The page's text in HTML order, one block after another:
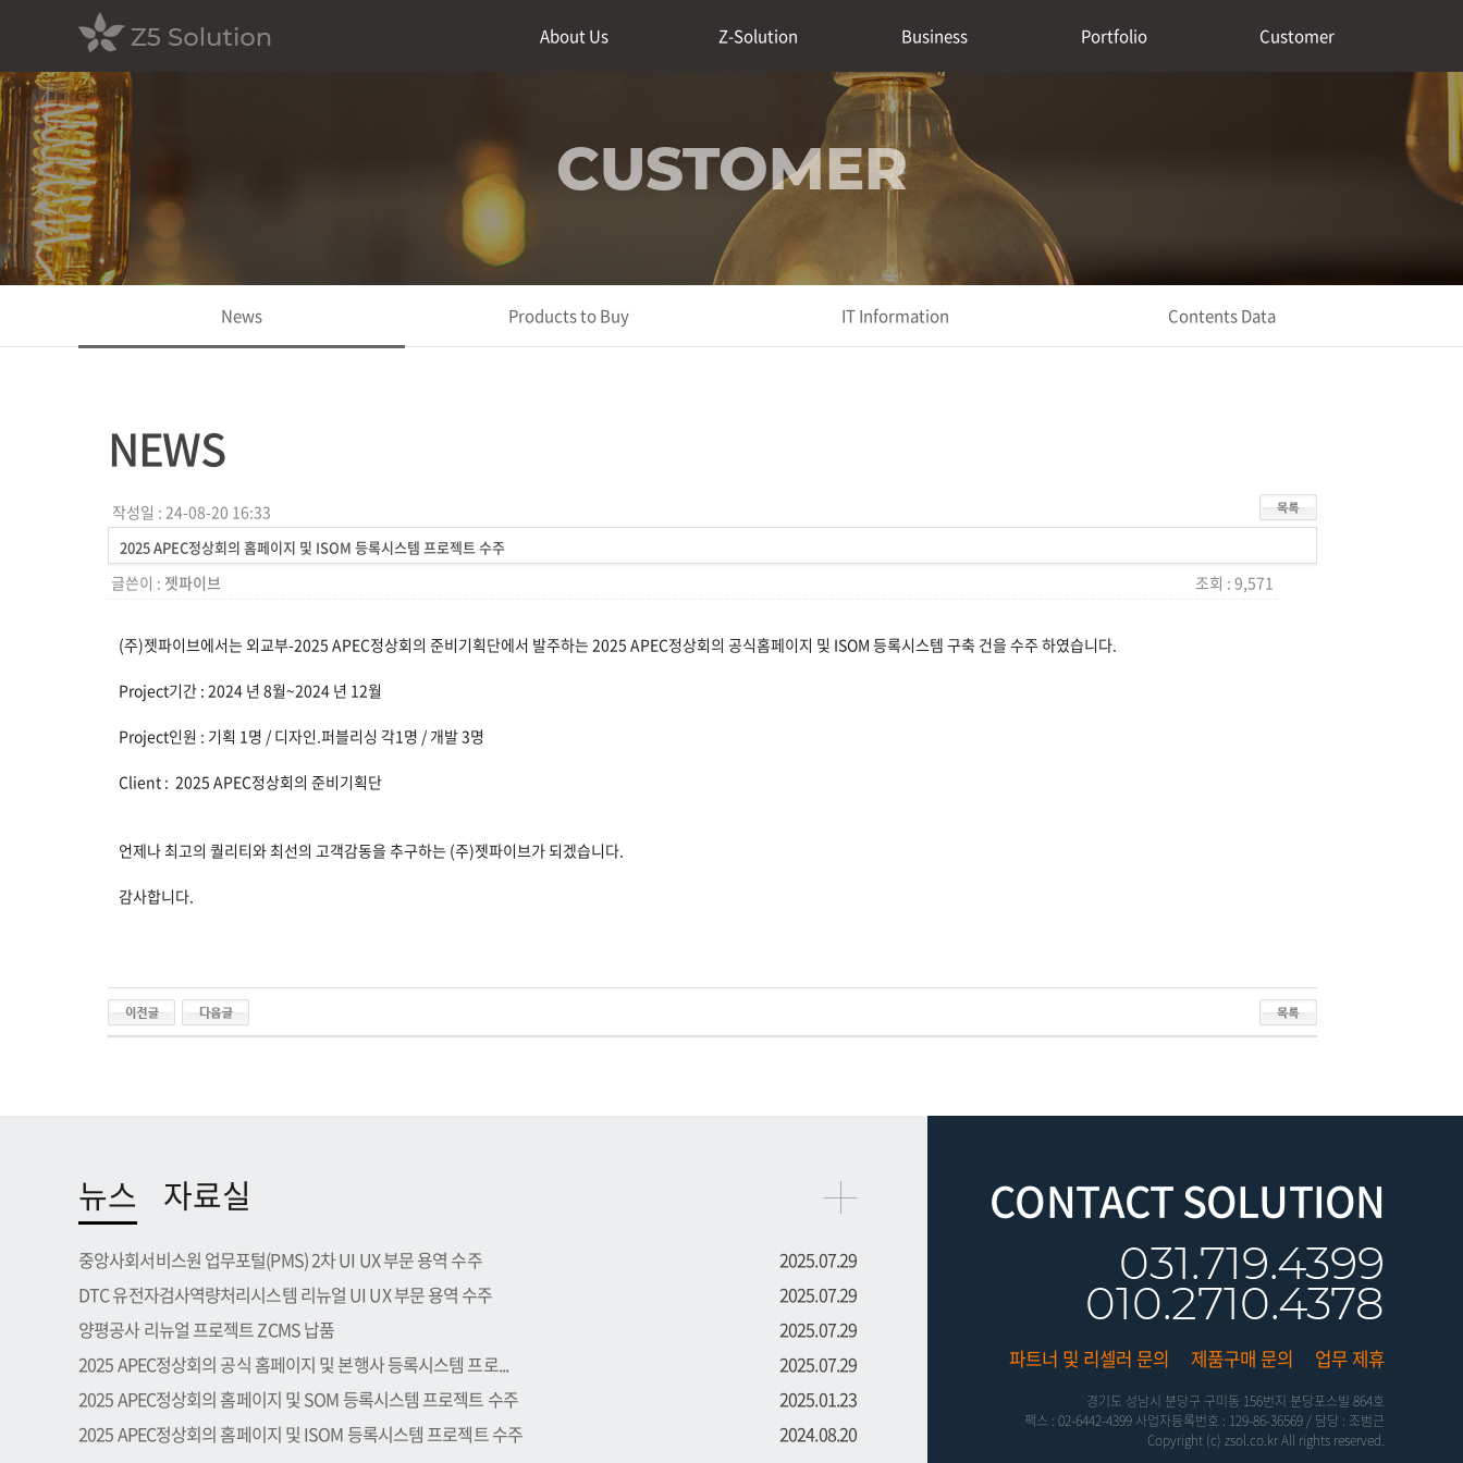
About Us Z-Solution Business Portfolio Customer
CUSTOMER
News Products to Buy IT Information Contents Data
NEWS
작성일 : 24-08-20 16:33
2025 APEC정상회의 홈페이지 및 ISOM 등록시스템 프로젝트 수주
글쓴이 : 젯파이브 조회 : 9,571
(주)젯파이브에서는 외교부-2025 APEC정상회의 준비기획단에서 발주하는 2025 APEC정상회의 공식홈페이지 및 ISOM 등록시스템 구축 건을 수주 하였습니다.
Project기간 : 2024 년 8월~2024 년 12월
Project인원 : 기획 1명 / 디자인.퍼블리싱 각1명 / 개발 3명
Client : 2025 APEC정상회의 준비기획단
언제나 최고의 퀄리티와 최선의 고객감동을 추구하는 (주)젯파이브가 되겠습니다.
감사합니다.
뉴스
중앙사회서비스원 업무포털(PMS) 2차 UI UX 부문 용역 수주
2025.07.29
DTC 유전자검사역량처리시스템 리뉴얼 UI UX 부문 용역 수주
2025.07.29
양평공사 리뉴얼 프로젝트 ZCMS 납품
2025.07.29
2025 APEC정상회의 공식 홈페이지 및 본행사 등록시스템 프로...
2025.07.29
2025 APEC정상회의 홈페이지 및 SOM 등록시스템 프로젝트 수주
2025.01.23
2025 APEC정상회의 홈페이지 및 ISOM 등록시스템 프로젝트 수주
2024.08.20
자료실 CONTACT SOLUTION
031.719.4399
010.2710.4378
파트너 및 리셀러 문의 제품구매 문의 업무 제휴
경기도 성남시 분당구 구미동 156번지 분당포스빌 864호
팩스 : 02-6442-4399 사업자등록번호 : 129-86-36569 / 담당 : 조범근
Copyright (c) zsol.co.kr All rights reserved.